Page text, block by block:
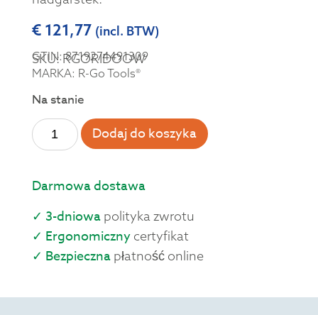
€121,77 (incl. BTW)
SKU: RGORIDOOW
GTIN: 8719274491309
MARKA: R-Go Tools®
Na stanie
Dodaj do koszyka
Darmowa dostawa
✓ 3-dniowapolityka zwrotu
✓ Ergonomicznycertyfikat
✓ Bezpiecznapłatność online